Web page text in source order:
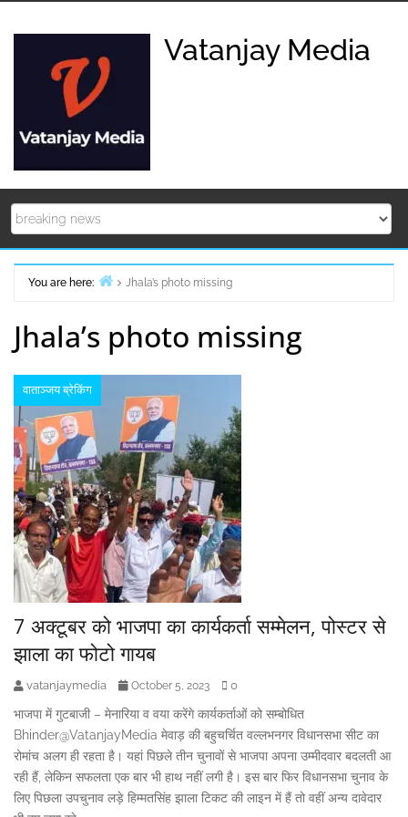
Vatanjay Media
You are here:
Jhala’s photo missing
Jhala’s photo missing
वाताञ्जय ब्रेकिंग
7 अक्टूबर को भाजपा का कार्यकर्ता सम्मेलन, पोस्टर से
झाला का फोटो गायब
vatanjaymedia October 5, 2023 0
भाजपा में गुटबाजी – मेनारिया व वया करेंगे कार्यकर्ताओं को सम्बोधित
Bhinder@VatanjayMedia मेवाड़ की बहुचर्चित वल्लभनगर विधानसभा सीट का
रोमांच अलग ही रहता है। यहां पिछले तीन चुनावों से भाजपा अपना उम्मीदवार बदलती आ
रही हैं, लेकिन सफलता एक बार भी हाथ नहीं लगी है। इस बार फिर विधानसभा चुनाव के
लिए पिछला उपचुनाव लड़े हिम्मतसिंह झाला टिकट की लाइन में हैं तो वहीं अन्य दावेदार